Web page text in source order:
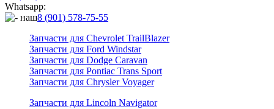
Whatsapp:
8 (901) 578-75-55
Запчасти для Chevrolet TrailBlazer
Запчасти для Ford Windstar
Запчасти для Dodge Caravan
Запчасти для Pontiac Trans Sport
Запчасти для Chrysler Voyager
Запчасти для Lincoln Navigator